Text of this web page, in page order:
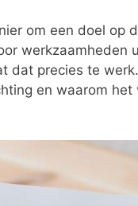
om een doel op
werkzaamheden
dat precies te
en waarom het